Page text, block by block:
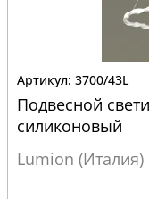
3700/43L
Подвесной
силиконовый
Lumion (Италия)